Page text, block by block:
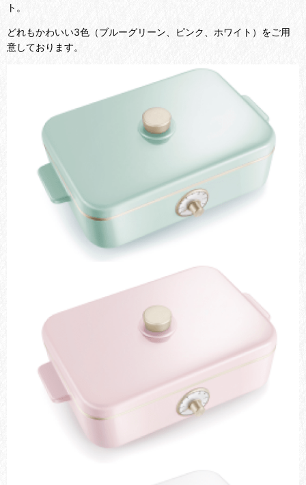
ト。
どれもかわいい3色（ブルーグリーン、ピンク、ホワイト）をご用
意しております。